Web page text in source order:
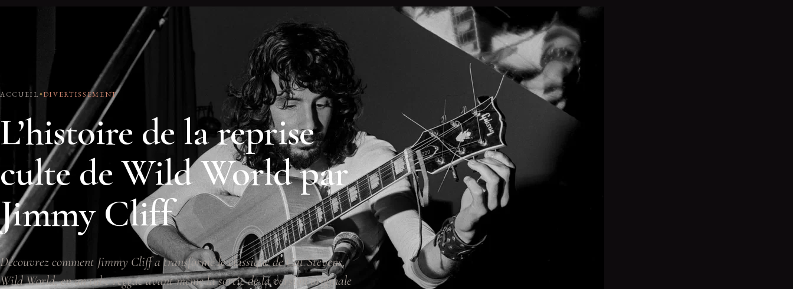
ACCUEIL DIVERTISSEMENT
L’histoire de la reprise
culte de Wild World par
Jimmy Cliff
Découvrez comment Jimmy Cliff a transformé le classique de Cat Stevens,
Wild World, en un tube reggae avant même la sortie de la version originale